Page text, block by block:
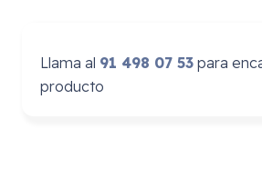
Llama al 91 498 07 53 para
producto